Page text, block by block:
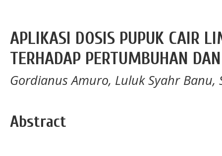
APLIKASI DOSIS PUPUK CAIR
TERHADAP PERTUMBUHAN
Gordianus Amuro, Luluk Syahr Banu,
Abstract